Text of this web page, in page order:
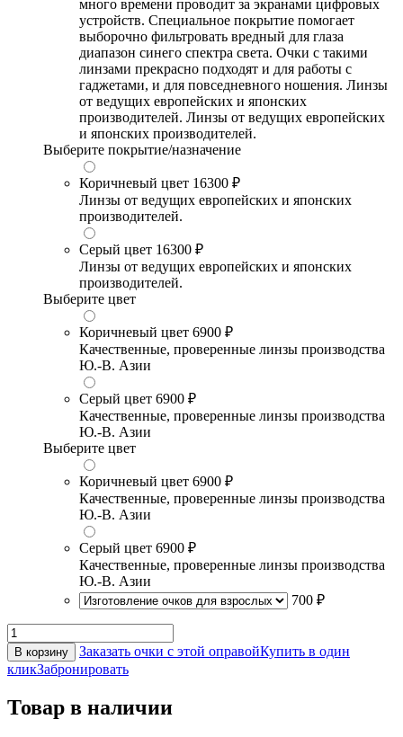
много времени проводит за экранами цифровых
устройств. Специальное покрытие помогает
выборочно фильтровать вредный для глаза
диапазон синего спектра света. Очки с такими
линзами прекрасно подходят и для работы с
гаджетами, и для повседневного ношения. Линзы
от ведущих европейских и японских
производителей. Линзы от ведущих европейских
и японских производителей.
Выберите покрытие/назначение
Коричневый цвет 16300 ₽
Линзы от ведущих европейских и японских
производителей.
Серый цвет 16300 ₽
Линзы от ведущих европейских и японских
производителей.
Выберите цвет
Коричневый цвет 6900 ₽
Качественные, проверенные линзы производства
Ю.-В. Азии
Серый цвет 6900 ₽
Качественные, проверенные линзы производства
Ю.-В. Азии
Выберите цвет
Коричневый цвет 6900 ₽
Качественные, проверенные линзы производства
Ю.-В. Азии
Серый цвет 6900 ₽
Качественные, проверенные линзы производства
Ю.-В. Азии
700 ₽
В корзину Заказать очки с этой оправойКупить в один
кликЗабронировать
Товар в наличии